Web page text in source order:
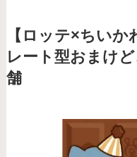
【ロッテ×ちい
レート型おまけ
舗